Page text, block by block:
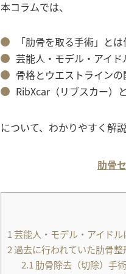
本コラムでは、
「肋骨を取る手術」と
芸能人・モデル・アイ
骨格とウエストラインの
RibXcar（リブスカー）
について、わかりやすく解説
肋骨
1 芸能人・モデル・アイド
2過去に行われていた肋骨
2.1 肋骨除去（切除）手術